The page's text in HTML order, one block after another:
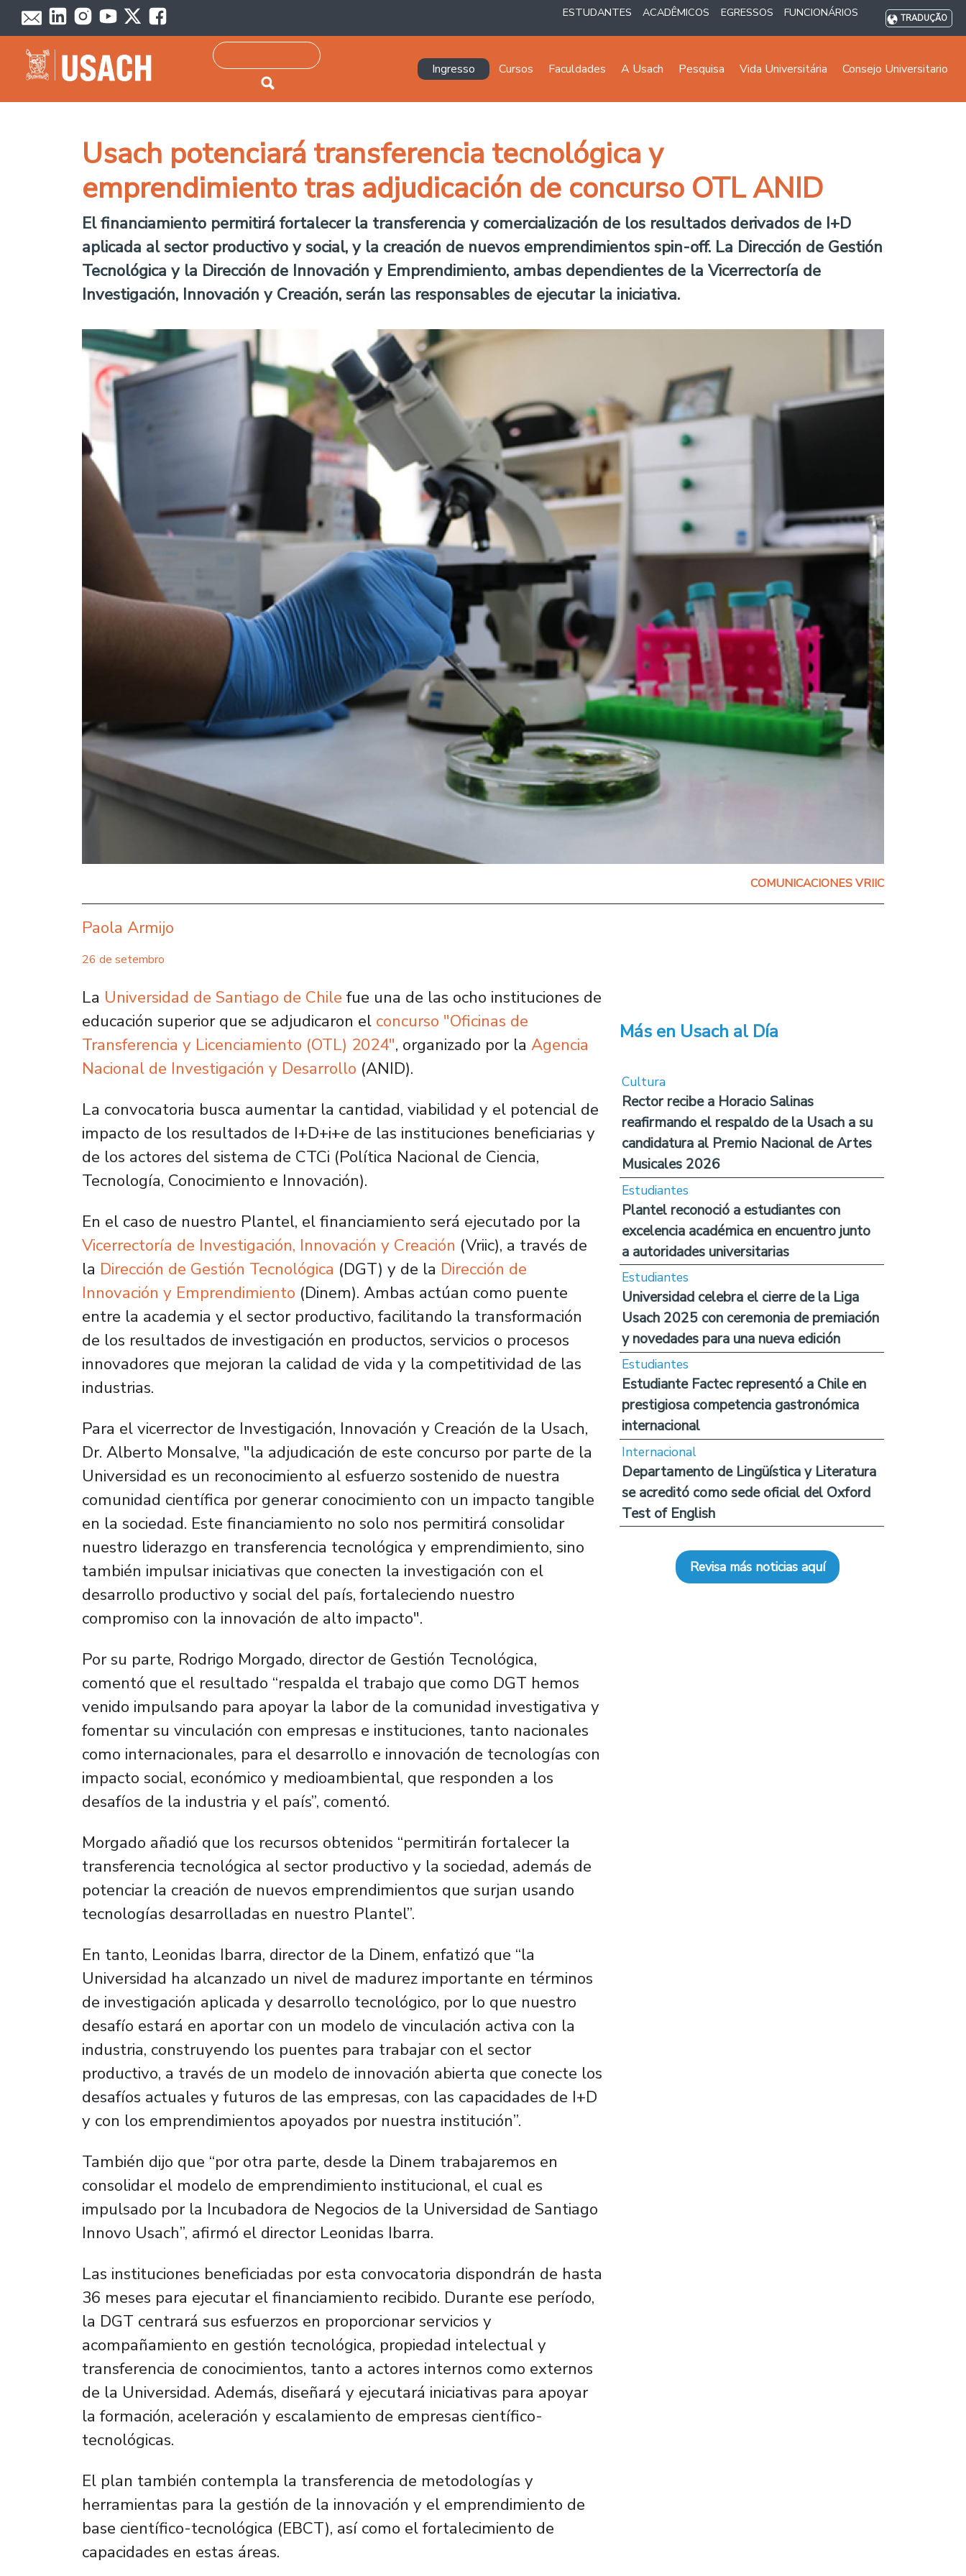
Passar para o conteúdo principal ESTUDANTES ACADÊMICOS EGRESSOS FUNCIONÁRIOS TRADUÇÃO
Pesquisar
Navegación principal
Ingresso Cursos Faculdades A Usach Pesquisa Vida Universitária Consejo Universitario
Usach potenciará transferencia tecnológica y
emprendimiento tras adjudicación de concurso OTL ANID
El financiamiento permitirá fortalecer la transferencia y comercialización de los resultados derivados de I+D
aplicada al sector productivo y social, y la creación de nuevos emprendimientos spin-off. La Dirección de Gestión
Tecnológica y la Dirección de Innovación y Emprendimiento, ambas dependientes de la Vicerrectoría de
Investigación, Innovación y Creación, serán las responsables de ejecutar la iniciativa.
COMUNICACIONES VRIIC
Paola Armijo
26 de setembro
La Universidad de Santiago de Chilefue una de las ocho instituciones de
educación superior que se adjudicaron el concurso "Oficinas de
Transferencia y Licenciamiento (OTL) 2024", organizado por la Agencia
Nacional de Investigación y Desarrollo (ANID).
La convocatoria busca aumentar la cantidad, viabilidad y el potencial de
impacto de los resultados de I+D+i+e de las instituciones beneficiarias y
de los actores del sistema de CTCi (Política Nacional de Ciencia,
Tecnología, Conocimiento e Innovación).
En el caso de nuestro Plantel, el financiamiento será ejecutado por la
Vicerrectoría de Investigación, Innovación y Creación (Vriic), a través de
la Dirección de Gestión Tecnológica (DGT) y de la Dirección de
Innovación y Emprendimiento (Dinem). Ambas actúan como puente
entre la academia y el sector productivo, facilitando la transformación
de los resultados de investigación en productos, servicios o procesos
innovadores que mejoran la calidad de vida y la competitividad de las
industrias.
Para el vicerrector de Investigación, Innovación y Creación de la Usach,
Dr. Alberto Monsalve, "la adjudicación de este concurso por parte de la
Universidad es un reconocimiento al esfuerzo sostenido de nuestra
comunidad científica por generar conocimiento con un impacto tangible
en la sociedad. Este financiamiento no solo nos permitirá consolidar
nuestro liderazgo en transferencia tecnológica y emprendimiento, sino
también impulsar iniciativas que conecten la investigación con el
desarrollo productivo y social del país, fortaleciendo nuestro
compromiso con la innovación de alto impacto".
Por su parte, Rodrigo Morgado, director de Gestión Tecnológica,
comentó que el resultado “respalda el trabajo que como DGT hemos
venido impulsando para apoyar la labor de la comunidad investigativa y
fomentar su vinculación con empresas e instituciones, tanto nacionales
como internacionales, para el desarrollo e innovación de tecnologías con
impacto social, económico y medioambiental, que responden a los
desafíos de la industria y el país”, comentó.
Morgado añadió que los recursos obtenidos “permitirán fortalecer la
transferencia tecnológica al sector productivo y la sociedad, además de
potenciar la creación de nuevos emprendimientos que surjan usando
tecnologías desarrolladas en nuestro Plantel”.
En tanto, Leonidas Ibarra, director de la Dinem, enfatizó que “la
Universidad ha alcanzado un nivel de madurez importante en términos
de investigación aplicada y desarrollo tecnológico, por lo que nuestro
desafío estará en aportar con un modelo de vinculación activa con la
industria, construyendo los puentes para trabajar con el sector
productivo, a través de un modelo de innovación abierta que conecte los
desafíos actuales y futuros de las empresas, con las capacidades de I+D
y con los emprendimientos apoyados por nuestra institución”.
También dijo que “por otra parte, desde la Dinem trabajaremos en
consolidar el modelo de emprendimiento institucional, el cual es
impulsado por la Incubadora de Negocios de la Universidad de Santiago
Innovo Usach”, afirmó el director Leonidas Ibarra.
Las instituciones beneficiadas por esta convocatoria dispondrán de hasta
36 meses para ejecutar el financiamiento recibido. Durante ese período,
la DGT centrará sus esfuerzos en proporcionar servicios y
acompañamiento en gestión tecnológica, propiedad intelectual y
transferencia de conocimientos, tanto a actores internos como externos
de la Universidad. Además, diseñará y ejecutará iniciativas para apoyar
la formación, aceleración y escalamiento de empresas científico-
tecnológicas.
El plan también contempla la transferencia de metodologías y
herramientas para la gestión de la innovación y el emprendimiento de
base científico-tecnológica (EBCT), así como el fortalecimiento de
capacidades en estas áreas.
Más en Usach al Día
Cultura
Rector recibe a Horacio Salinas
reafirmando el respaldo de la Usach a su
candidatura al Premio Nacional de Artes
Musicales 2026
Estudiantes
Plantel reconoció a estudiantes con
excelencia académica en encuentro junto
a autoridades universitarias
Estudiantes
Universidad celebra el cierre de la Liga
Usach 2025 con ceremonia de premiación
y novedades para una nueva edición
Estudiantes
Estudiante Factec representó a Chile en
prestigiosa competencia gastronómica
internacional
Internacional
Departamento de Lingüística y Literatura
se acreditó como sede oficial del Oxford
Test of English
Revisa más noticias aquí